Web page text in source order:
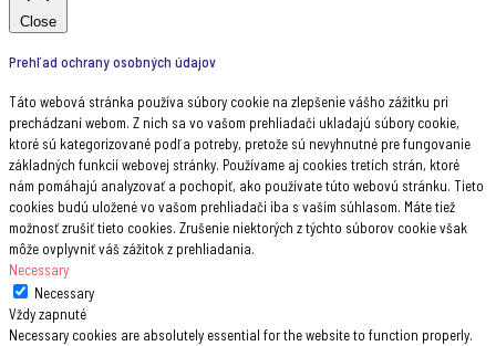
Close
Prehľad ochrany osobných údajov
Táto webová stránka používa súbory cookie na zlepšenie vášho zážitku pri
prechádzaní webom. Z nich sa vo vašom prehliadači ukladajú súbory cookie,
ktoré sú kategorizované podľa potreby, pretože sú nevyhnutné pre fungovanie
základných funkcií webovej stránky. Používame aj cookies tretích strán, ktoré
nám pomáhajú analyzovať a pochopiť, ako používate túto webovú stránku. Tieto
cookies budú uložené vo vašom prehliadači iba s vaším súhlasom. Máte tiež
možnosť zrušiť tieto cookies. Zrušenie niektorých z týchto súborov cookie však
môže ovplyvniť váš zážitok z prehliadania.
Necessary
Necessary
Vždy zapnuté
Necessary cookies are absolutely essential for the website to function properly.